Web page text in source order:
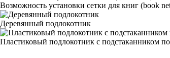
Возможность установки сетки для книг (book
Деревянный подлокотник
Пластиковый подлокотник с подстаканником